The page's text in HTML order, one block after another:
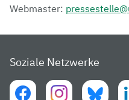
Webmaster:
Soziale Netzwerke